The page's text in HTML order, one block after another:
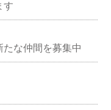
す
な仲間を募集中